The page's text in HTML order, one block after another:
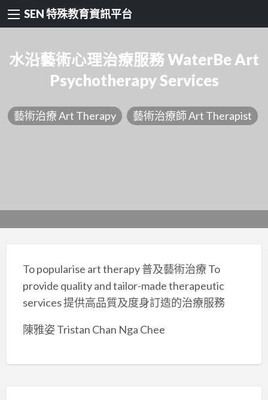
SEN 特殊教育資訊平台
水沿藝術心理治療服務 WaterBe Art
Psychotherapy Services
藝術治療 Art Therapy 藝術治療師 Art Therapist
To popularise art therapy 普及藝術治療 To
provide quality and tailor-made therapeutic
services 提供高品質及度身訂造的治療服務
陳雅姿 Tristan Chan Nga Chee